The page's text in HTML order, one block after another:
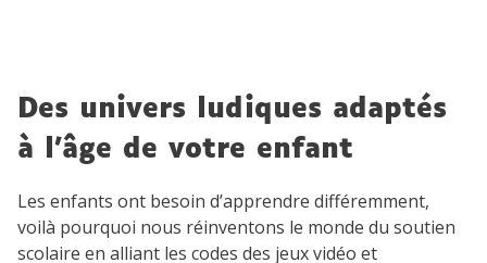
Des univers ludiques adaptés
à l’âge de votre enfant
Les enfants ont besoin d’apprendre différemment,
voilà pourquoi nous réinventons le monde du soutien
scolaire en alliant les codes des jeux vidéo et